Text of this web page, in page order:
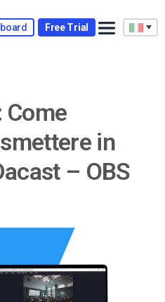
Free Trial
Come
in
– OBS